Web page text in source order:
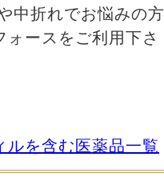
中折れでお悩みの方
ースをご利用下さ
ルを含む医薬品一覧